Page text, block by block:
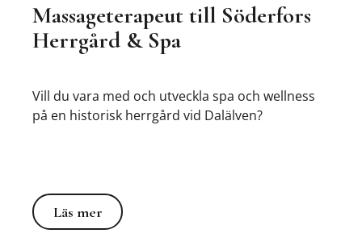
Massageterapeut till Söderfors
Herrgård & Spa
Vill du vara med och utveckla spa och wellness
på en historisk herrgård vid Dalälven?
Läs mer
Läs mer